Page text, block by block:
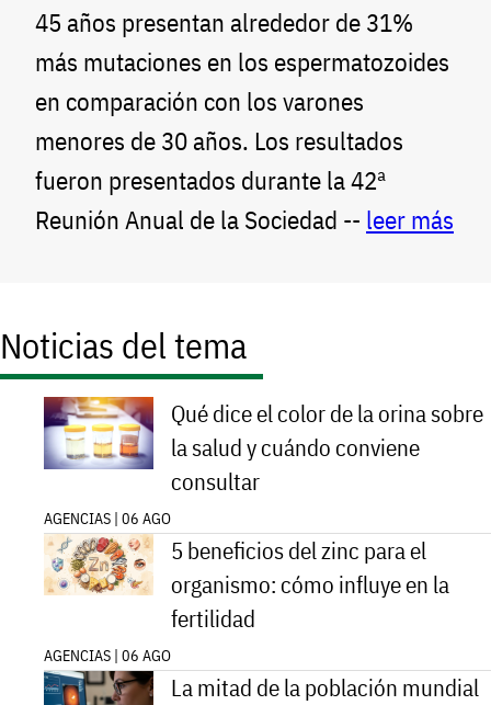
45 años presentan alrededor de 31%
más mutaciones en los espermatozoides
en comparación con los varones
menores de 30 años. Los resultados
fueron presentados durante la 42ª
Reunión Anual de la Sociedad -- leer más
Noticias del tema
Qué dice el color de la orina sobre
la salud y cuándo conviene
consultar
AGENCIAS | 06 AGO
5 beneficios del zinc para el
organismo: cómo influye en la
fertilidad
AGENCIAS | 06 AGO
La mitad de la población mundial